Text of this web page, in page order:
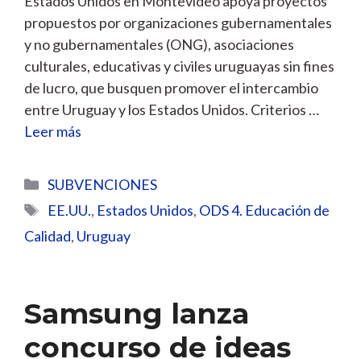
propuestos por organizaciones gubernamentales
y no gubernamentales (ONG), asociaciones
culturales, educativas y civiles uruguayas sin fines
de lucro, que busquen promover el intercambio
entre Uruguay y los Estados Unidos. Criterios …
Leer más
Categorías
SUBVENCIONES
Etiquetas
EE.UU., Estados Unidos, ODS 4. Educación de
Calidad, Uruguay
Samsung lanza
concurso de ideas